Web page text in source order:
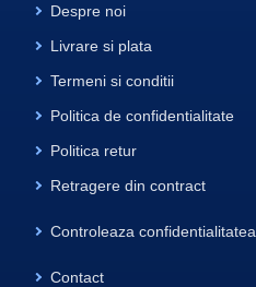
Despre noi
Livrare si plata
Termeni si conditii
Politica de confidentialitate
Politica retur
Retragere din contract
Controleaza confidentialitatea
Contact